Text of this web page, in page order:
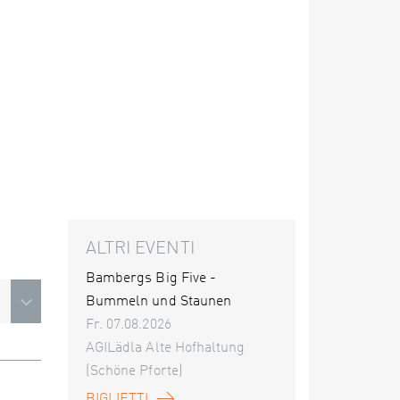
ALTRI EVENTI
Bambergs Big Five -
Bummeln und Staunen
Fr. 07.08.2026
AGILädla Alte Hofhaltung
(Schöne Pforte)